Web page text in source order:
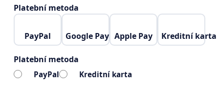
Platební metoda
PayPal Google Pay Apple Pay Kreditní karta
Platební metoda
PayPal Kreditní karta